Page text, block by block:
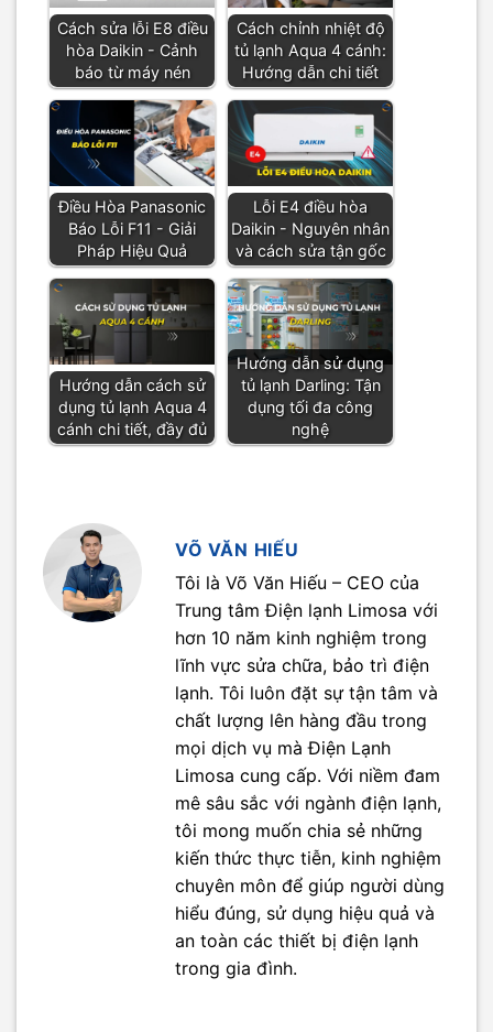
Cách sửa lỗi E8 điều
hòa Daikin - Cảnh
báo từ máy nén
Cách chỉnh nhiệt độ
tủ lạnh Aqua 4 cánh:
Hướng dẫn chi tiết
Điều Hòa Panasonic
Báo Lỗi F11 - Giải
Pháp Hiệu Quả
Lỗi E4 điều hòa
Daikin - Nguyên nhân
và cách sửa tận gốc
Hướng dẫn cách sử
dụng tủ lạnh Aqua 4
cánh chi tiết, đầy đủ
Hướng dẫn sử dụng
tủ lạnh Darling: Tận
dụng tối đa công
nghệ
VÕ VĂN HIẾU
Tôi là Võ Văn Hiếu – CEO của
Trung tâm Điện lạnh Limosa với
hơn 10 năm kinh nghiệm trong
lĩnh vực sửa chữa, bảo trì điện
lạnh. Tôi luôn đặt sự tận tâm và
chất lượng lên hàng đầu trong
mọi dịch vụ mà Điện Lạnh
Limosa cung cấp. Với niềm đam
mê sâu sắc với ngành điện lạnh,
tôi mong muốn chia sẻ những
kiến thức thực tiễn, kinh nghiệm
chuyên môn để giúp người dùng
hiểu đúng, sử dụng hiệu quả và
an toàn các thiết bị điện lạnh
trong gia đình.